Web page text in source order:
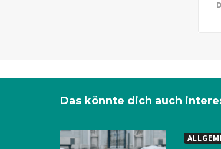
Das könnte dich auch